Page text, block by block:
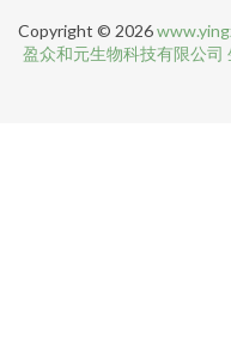
Copyright © 2026
盈众和元生物科技有限公司